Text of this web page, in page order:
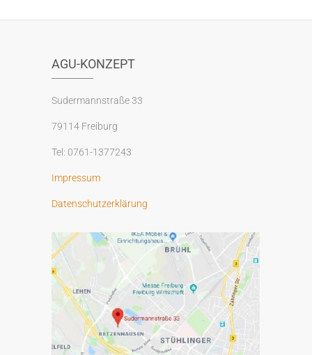
AGU-KONZEPT
Sudermannstraße 33
79114 Freiburg
Tel: 0761-1377243
Impressum
Datenschutzerklärung